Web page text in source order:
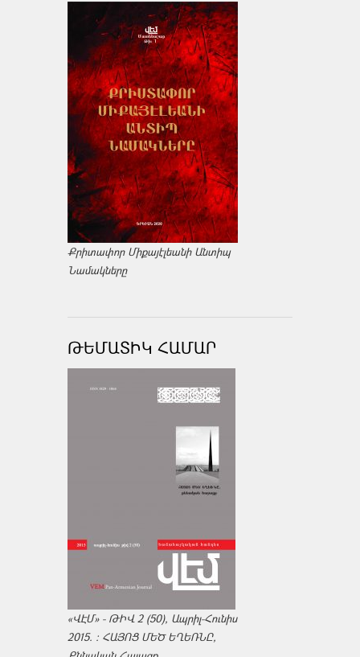
Քրիտափոր Միքայէլեանի Անտիպ
Նամակները
ԹԵՄԱՏԻԿ ՀԱՄԱՐ
«ՎԷՄ» - ԹԻՎ 2 (50), Ապրիլ-Հունիս
2015. : ՀԱՅՈՑ ՄԵԾ ԵՂԵՌՆԸ,